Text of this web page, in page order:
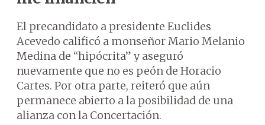
El precandidato a presidente Euclides
Acevedo calificó a monseñor Mario Melanio
Medina de “hipócrita” y aseguró
nuevamente que no es peón de Horacio
Cartes. Por otra parte, reiteró que aún
permanece abierto a la posibilidad de una
alianza con la Concertación.